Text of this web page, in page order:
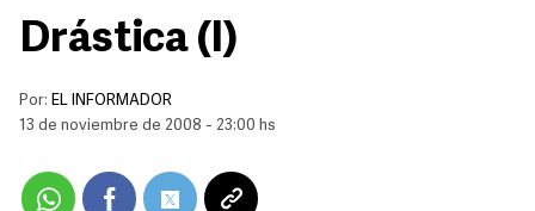
Drástica (I)
Por: EL INFORMADOR
13 de noviembre de 2008 - 23:00 hs